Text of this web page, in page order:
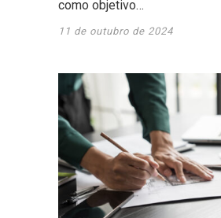
como objetivo…
11 de outubro de 2024